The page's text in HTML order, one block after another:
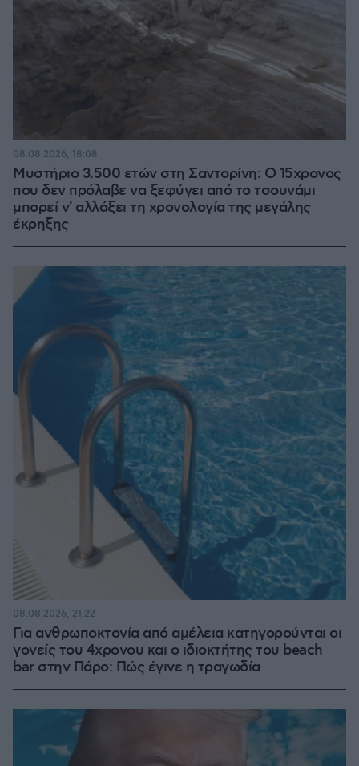
Μυστήριο 3.500 ετών στη Σαντορίνη: Ο 15χρονος
που δεν πρόλαβε να ξεφύγει από το τσουνάμι
μπορεί ν' αλλάξει τη χρονολογία της μεγάλης
έκρηξης
08.08.2026, 18:08
Για ανθρωποκτονία από αμέλεια κατηγορούνται οι
γονείς του 4χρονου και ο ιδιοκτήτης του beach
bar στην Πάρο: Πώς έγινε η τραγωδία
08.08.2026, 21:22